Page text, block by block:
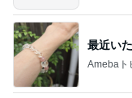
最近い
Amebaト